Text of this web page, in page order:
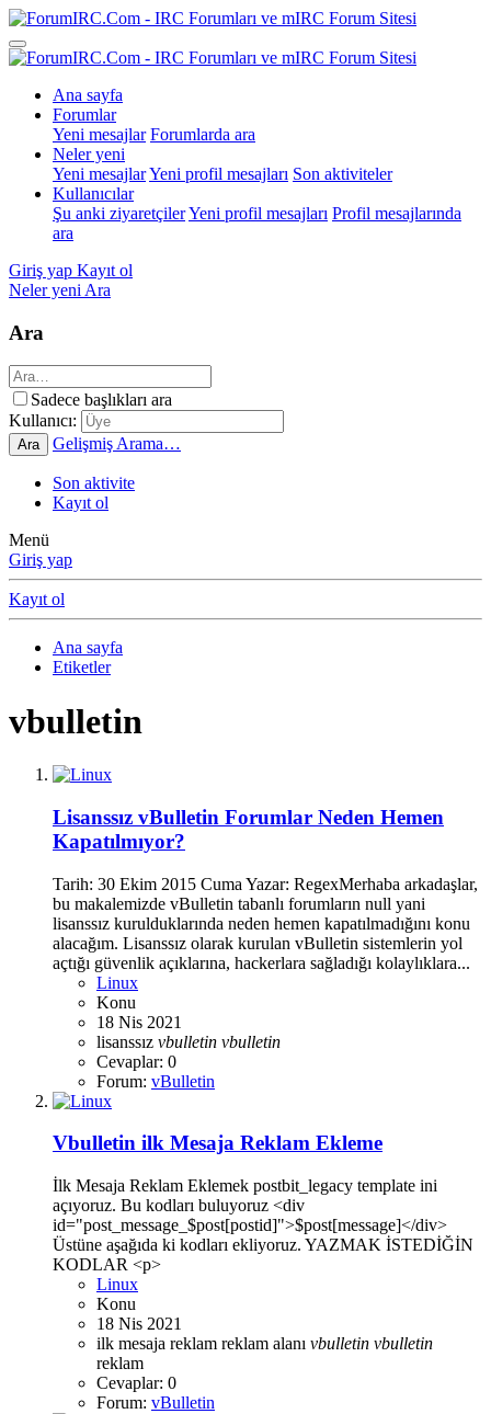
Ana sayfa
Forumlar
Yeni mesajlar Forumlarda ara
Neler yeni
Yeni mesajlarYeni profil mesajları Son aktiviteler
Kullanıcılar
Şu anki ziyaretçilerYeni profil mesajları Profil mesajlarında
ara
Giriş yap Kayıt ol
Neler yeni Ara
Ara
Sadece başlıkları ara
Kullanıcı:
Ara Gelişmiş Arama…
Son aktivite
Kayıt ol
Menü
Giriş yap
Kayıt ol
Ana sayfa
Etiketler
vbulletin
Lisanssız vBulletin Forumlar Neden Hemen
Kapatılmıyor?
Tarih: 30 Ekim 2015 Cuma Yazar: RegexMerhaba arkadaşlar,
bu makalemizde vBulletin tabanlı forumların null yani
lisanssız kurulduklarında neden hemen kapatılmadığını konu
alacağım. Lisanssız olarak kurulan vBulletin sistemlerin yol
açtığı güvenlik açıklarına, hackerlara sağladığı kolaylıklara...
Linux
Konu
18 Nis 2021
lisanssız vbulletin vbulletin
Cevaplar: 0
Forum: vBulletin
Vbulletin ilk Mesaja Reklam Ekleme
İlk Mesaja Reklam Eklemek postbit_legacy template ini
açıyoruz. Bu kodları buluyoruz <div
id="post_message_$post[postid]">$post[message]</div>
Üstüne aşağıda ki kodları ekliyoruz. YAZMAK İSTEDİĞİN
KODLAR <p>
Linux
Konu
18 Nis 2021
ilk mesaja reklam reklam alanı vbulletin vbulletin
reklam
Cevaplar: 0
Forum: vBulletin